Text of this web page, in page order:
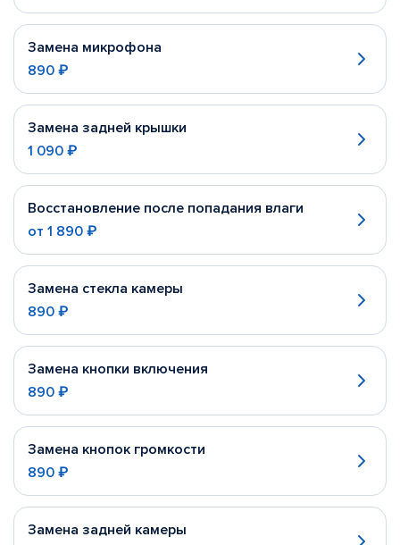
Замена микрофона
890 ₽
Замена задней крышки
1 090 ₽
Восстановление после попадания влаги
от 1 890 ₽
Замена стекла камеры
890 ₽
Замена кнопки включения
890 ₽
Замена кнопок громкости
890 ₽
Замена задней камеры